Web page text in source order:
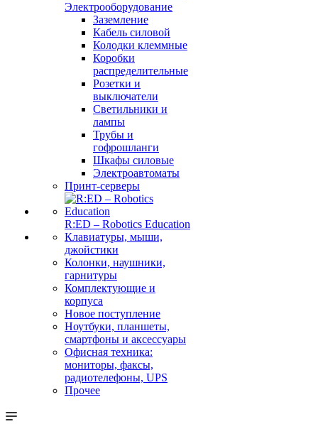
Электрооборудование
Заземление
Кабель силовой
Колодки клеммные
Коробки
распределительные
Розетки и
выключатели
Светильники и
лампы
Трубы и
гофрошланги
Шкафы силовые
Электроавтоматы
Принт-серверы
R:ED – Robotics Education
Клавиатуры, мыши,
джойстики
Колонки, наушники,
гарнитуры
Комплектующие и
корпуса
Новое поступление
Ноутбуки, планшеты,
смартфоны и аксессуары
Офисная техника:
мониторы, факсы,
радиотелефоны, UPS
Прочее